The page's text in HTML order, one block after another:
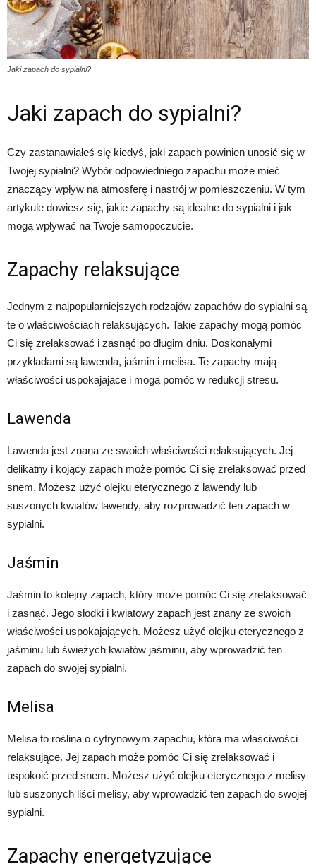
Jaki zapach do sypialni?
Jaki zapach do sypialni?
Czy zastanawiałeś się kiedyś, jaki zapach powinien unosić się w
Twojej sypialni? Wybór odpowiedniego zapachu może mieć
znaczący wpływ na atmosferę i nastrój w pomieszczeniu. W tym
artykule dowiesz się, jakie zapachy są idealne do sypialni i jak
mogą wpływać na Twoje samopoczucie.
Zapachy relaksujące
Jednym z najpopularniejszych rodzajów zapachów do sypialni są
te o właściwościach relaksujących. Takie zapachy mogą pomóc
Ci się zrelaksować i zasnąć po długim dniu. Doskonałymi
przykładami są lawenda, jaśmin i melisa. Te zapachy mają
właściwości uspokajające i mogą pomóc w redukcji stresu.
Lawenda
Lawenda jest znana ze swoich właściwości relaksujących. Jej
delikatny i kojący zapach może pomóc Ci się zrelaksować przed
snem. Możesz użyć olejku eterycznego z lawendy lub
suszonych kwiatów lawendy, aby rozprowadzić ten zapach w
sypialni.
Jaśmin
Jaśmin to kolejny zapach, który może pomóc Ci się zrelaksować
i zasnąć. Jego słodki i kwiatowy zapach jest znany ze swoich
właściwości uspokajających. Możesz użyć olejku eterycznego z
jaśminu lub świeżych kwiatów jaśminu, aby wprowadzić ten
zapach do swojej sypialni.
Melisa
Melisa to roślina o cytrynowym zapachu, która ma właściwości
relaksujące. Jej zapach może pomóc Ci się zrelaksować i
uspokoić przed snem. Możesz użyć olejku eterycznego z melisy
lub suszonych liści melisy, aby wprowadzić ten zapach do swojej
sypialni.
Zapachy energetyzujące